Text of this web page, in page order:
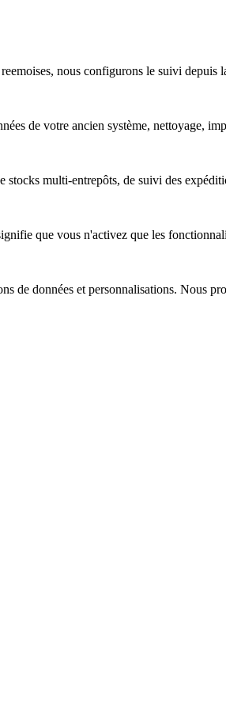
nous configurons le suivi
de votre ancien système, nettoyage,
multi-entrepôts, de suivi des
que vous n'activez que les
données et personnalisations. Nous